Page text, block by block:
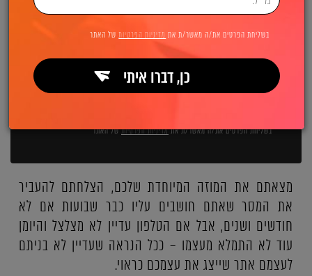
בשליחת הפרטים את/ה מאשר/ת אתמדיניות הפרטיותשל האתר
מצאתם את המוזה המיוחדת שלכם, הצלחתם להעביר
את המסר שאתם חושבים עליו כבר שבועות אם לא
חודשים ושנים, אבל אם הטלפון עדיין לא מצלצל והיומן
עוד לא התמלא מעצמו – ככל הנראה שעדיין לא בניתם
לעצמם אתר שייצג את עצמכם כראוי.
בשליחת הפרטים את/ה מאשר/ת את מדיניות הפרטיותשל האתר
כן, דברו איתי